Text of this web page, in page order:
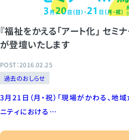
『福祉をかえる「アート化」 セ
が登壇いたします
POST：2016.02.25
過去のおしらせ
3月21日（月・祝）「現場がかわる、地
ニティにおける…